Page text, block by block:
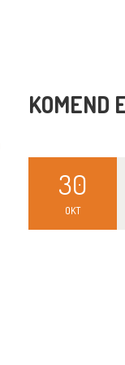
KOMEND
30
OKT